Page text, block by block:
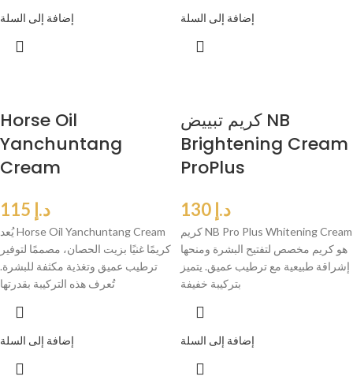
إضافة إلى السلة إضافة إلى السلة
Horse Oil
Yanchuntang
Cream
د.إ
يُعد Horse Oil Yanchuntang Cream
كريمًا غنيًا بزيت الحصان، مصممًا لتوفير
ترطيب عميق وتغذية مكثفة للبشرة.
تُعرف هذه التركيبة بقدرتها
إضافة إلى السلة
كريم تبييض NB
Brightening Cream
ProPlus
د.إ
كريم NB Pro Plus Whitening Cream
هو كريم مخصص لتفتيح البشرة ومنحها
إشراقة طبيعية مع ترطيب عميق. يتميز
بتركيبة خفيفة
إضافة إلى السلة